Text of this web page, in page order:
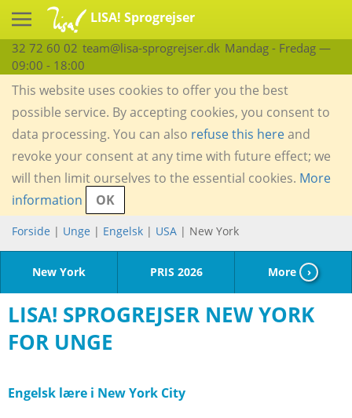
LISA! Sprogrejser
32 72 60 02 team@lisa-sprogrejser.dk Mandag - Fredag —
09:00 - 18:00
This website uses cookies to offer you the best
possible service. By accepting cookies, you consent to
data processing. You can also refuse this hereand
revoke your consent at any time with future effect; we
will then limit ourselves to the essential cookies. More
information
OK
Forside | Unge | Engelsk | USA | New York
New York PRIS 2026 More ›
LISA! SPROGREJSER NEW YORK
FOR UNGE
Engelsk lære i New York City